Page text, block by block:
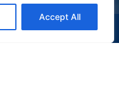
Accept All